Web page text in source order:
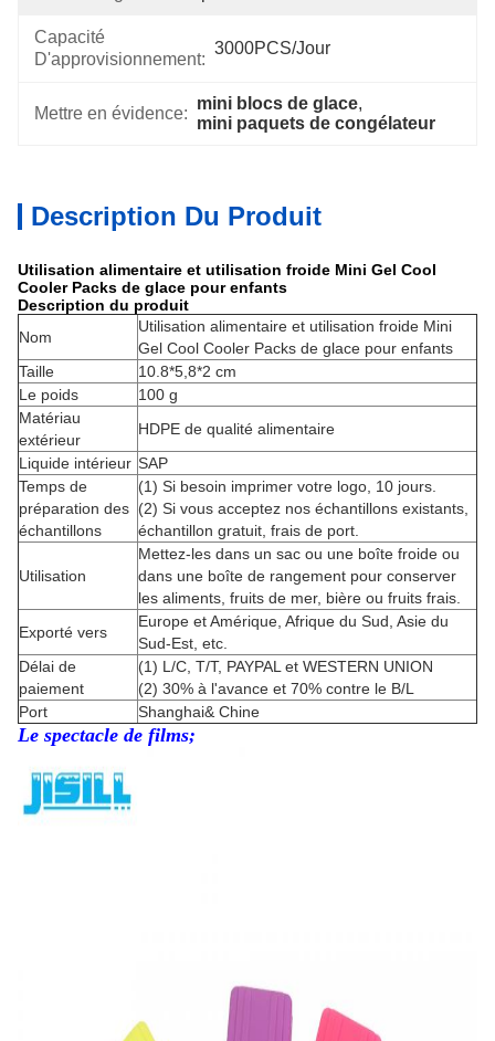
Capacité
D'approvisionnement:
3000PCS/jour
Mettre en évidence:
mini blocs de glace,
mini paquets de congélateur
Description Du Produit
Utilisation alimentaire et utilisation froide Mini Gel Cool
Cooler Packs de glace pour enfants
Description du produit
Nom
Utilisation alimentaire et utilisation froide Mini
Gel Cool Cooler Packs de glace pour enfants
Taille
10.8*5,8*2 cm
Le poids
100 g
Matériau
extérieur
HDPE de qualité alimentaire
Liquide intérieur SAP
Temps de
préparation des
échantillons
(1) Si besoin imprimer votre logo, 10 jours.
(2) Si vous acceptez nos échantillons existants,
échantillon gratuit, frais de port.
Utilisation
Mettez-les dans un sac ou une boîte froide ou
dans une boîte de rangement pour conserver
les aliments, fruits de mer, bière ou fruits frais.
Exporté vers
Europe et Amérique, Afrique du Sud, Asie du
Sud-Est, etc.
Délai de
paiement
(1) L/C, T/T, PAYPAL et WESTERN UNION
(2) 30% à l'avance et 70% contre le B/L
Port
Shanghai& Chine
Le spectacle de films;